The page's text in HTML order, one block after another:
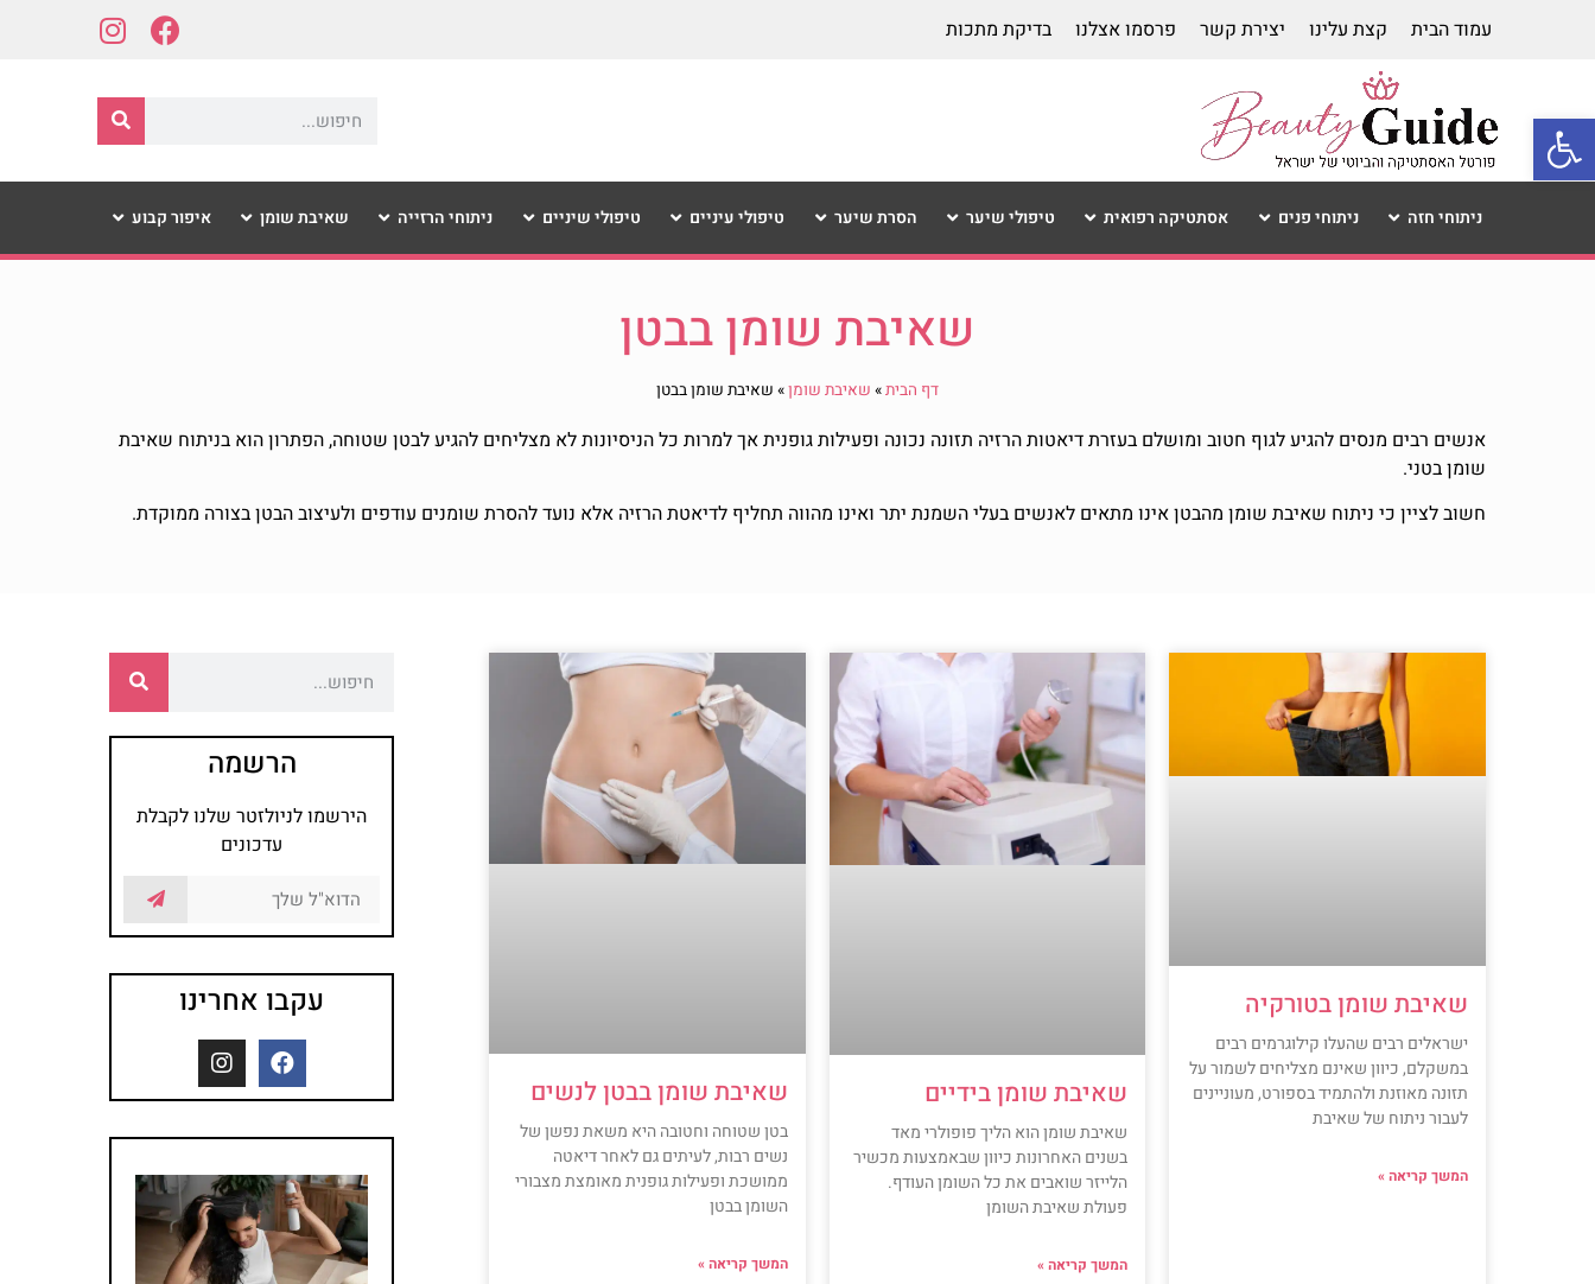
עמוד הבית קצת עלינו יצירת קשר פרסמו אצלנו בדיקת מתכות
ניתוחי חזה ניתוחי פנים אסתטיקה רפואית טיפולי שיער הסרת שיער טיפולי עיניים טיפולי שיניים ניתוחי הרזייה שאיבת שומן איפור קבוע
שאיבת שומן בבטן
דף הבית» שאיבת שומן» שאיבת שומן בבטן
אנשים רבים מנסים להגיע לגוף חטוב ומושלם בעזרת דיאטות הרזיה תזונה נכונה ופעילות גופנית אך למרות כל הניסיונות לא מצליחים להגיע לבטן שטוחה, הפתרון הוא בניתוח שאיבת
שומן בטני.
חשוב לציין כי ניתוח שאיבת שומן מהבטן אינו מתאים לאנשים בעלי השמנת יתר ואינו מהווה תחליף לדיאטת הרזיה אלא נועד להסרת שומנים עודפים ולעיצוב הבטן בצורה ממוקדת.
שאיבת שומן בטורקיה
ישראלים רבים שהעלו קילוגרמים רבים
במשקלם, כיוון שאינם מצליחים לשמור על
תזונה מאוזנת ולהתמיד בספורט, מעוניינים
לעבור ניתוח של שאיבת
המשך קריאה »
שאיבת שומן בידיים
שאיבת שומן הוא הליך פופולרי מאד
בשנים האחרונות כיוון שבאמצעות מכשיר
הלייזר שואבים את כל השומן העודף.
פעולת שאיבת השומן
המשך קריאה »
שאיבת שומן בבטן לנשים
בטן שטוחה וחטובה היא משאת נפשן של
נשים רבות, לעיתים גם לאחר דיאטה
ממושכת ופעילות גופנית מאומצת מצבורי
השומן בבטן
המשך קריאה »
הרשמה
הירשמו לניולזטר שלנו לקבלת
עדכונים
עקבו אחרינו
פתח סרגל נגישות